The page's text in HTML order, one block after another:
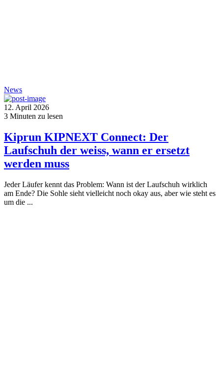
News
12. April 2026
3 Minuten zu lesen
Kiprun KIPNEXT Connect: Der
Laufschuh der weiss, wann er ersetzt
werden muss
Jeder Läufer kennt das Problem: Wann ist der Laufschuh wirklich
am Ende? Die Sohle sieht vielleicht noch okay aus, aber wie steht es
um die ...